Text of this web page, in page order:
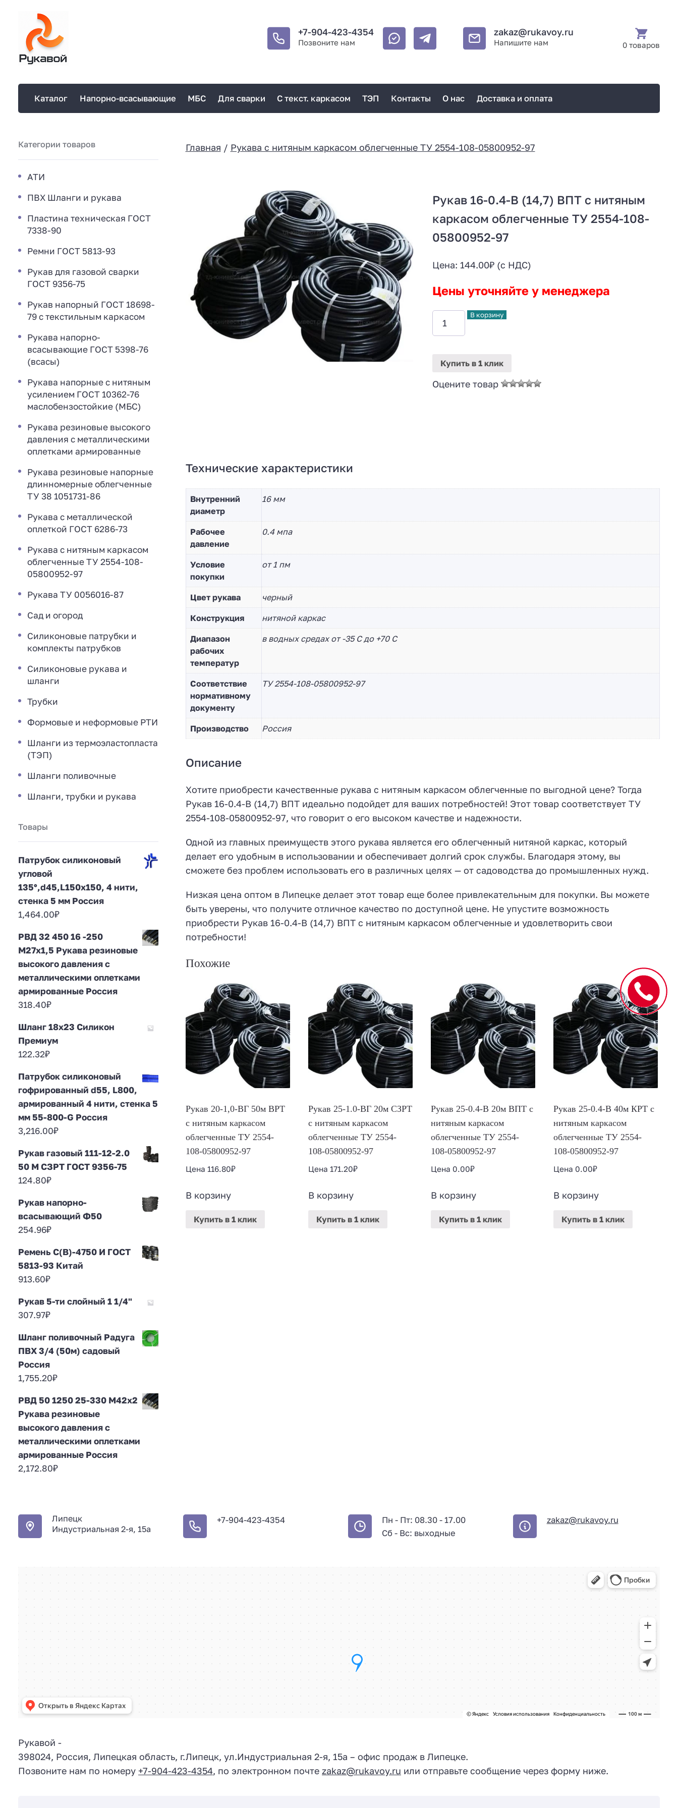
+7-904-423-4354
Позвоните нам
zakaz@rukavoy.ru
Напишите нам 0 товаров
Каталог Напорно-всасывающие МБС Для сварки С текст. каркасом ТЭП Контакты О нас Доставка и оплата
Главная / Рукава с нитяным каркасом облегченные ТУ 2554-108-05800952-97
Рукав 16-0.4-В (14,7) ВПТ с нитяным
каркасом облегченные ТУ 2554-108-
05800952-97
Цена: 144.00₽(с НДС)
Цены уточняйте у менеджера
В корзину
Купитьв 1 клик
Оцените товар
Технические характеристики
Внутренний
диаметр
16 мм
Рабочее
давление
0.4 мпа
Условие
покупки
от 1 пм
Цвет рукава черный
Конструкция нитяной каркас
Диапазон
рабочих
температур
в водных средах от -35 С до +70 С
Соответствие
нормативному
документу
ТУ 2554-108-05800952-97
Производство Россия
Описание
Хотите приобрести качественные рукава с нитяным каркасом облегченные по выгодной цене? Тогда
Рукав 16-0.4-В (14,7) ВПТ идеально подойдет для ваших потребностей! Этот товар соответствует ТУ
2554-108-05800952-97, что говорит о его высоком качестве и надежности.
Одной из главных преимуществ этого рукава является его облегченный нитяной каркас, который
делает его удобным в использовании и обеспечивает долгий срок службы. Благодаря этому, вы
сможете без проблем использовать его в различных целях — от садоводства до промышленных нужд.
Низкая цена оптом в Липецке делает этот товар еще более привлекательным для покупки. Вы можете
быть уверены, что получите отличное качество по доступной цене. Не упустите возможность
приобрести Рукав 16-0.4-В (14,7) ВПТ с нитяным каркасом облегченные и удовлетворить свои
потребности!
Похожие
Рукав 20-1,0-ВГ 50м ВРТ
с нитяным каркасом
облегченные ТУ 2554-
108-05800952-97
Цена 116.80₽
В корзину
Купитьв 1 клик
Рукав 25-1.0-ВГ 20м СЗРТ
с нитяным каркасом
облегченные ТУ 2554-
108-05800952-97
Цена 171.20₽
В корзину
Купитьв 1 клик
Рукав 25-0.4-В 20м ВПТ с
нитяным каркасом
облегченные ТУ 2554-
108-05800952-97
Цена 0.00₽
В корзину
Купитьв 1 клик
Рукав 25-0.4-В 40м КРТ с
нитяным каркасом
облегченные ТУ 2554-
108-05800952-97
Цена 0.00₽
В корзину
Купить в 1 клик
Категории товаров
АТИ
ПВХ Шланги и рукава
Пластина техническая ГОСТ
7338-90
Ремни ГОСТ 5813-93
Рукав для газовой сварки
ГОСТ 9356-75
Рукав напорный ГОСТ 18698-
79 с текстильным каркасом
Рукава напорно-
всасывающие ГОСТ 5398-76
(всасы)
Рукава напорные с нитяным
усилением ГОСТ 10362-76
маслобензостойкие (МБС)
Рукава резиновые высокого
давления с металлическими
оплетками армированные
Рукава резиновые напорные
длинномерные облегченные
ТУ 38 1051731-86
Рукава с металлической
оплеткой ГОСТ 6286-73
Рукава с нитяным каркасом
облегченные ТУ 2554-108-
05800952-97
Рукава ТУ 0056016-87
Сад и огород
Силиконовые патрубки и
комплекты патрубков
Силиконовые рукава и
шланги
Трубки
Формовые и неформовые РТИ
Шланги из термоэластопласта
(ТЭП)
Шланги поливочные
Шланги, трубки и рукава
Товары
Патрубок силиконовый
угловой
135°,d45,L150x150, 4 нити,
стенка 5 мм Россия
1,464.00₽
РВД 32 450 16 -250
М27х1,5 Рукава резиновые
высокого давления с
металлическими оплетками
армированные Россия
318.40₽
Шланг 18х23 Силикон
Премиум
122.32₽
Патрубок силиконовый
гофрированный d55, L800,
армированный 4 нити, стенка 5
мм 55-800-G Россия
3,216.00₽
Рукав газовый 111-12-2.0
50 М СЗРТ ГОСТ 9356-75
124.80₽
Рукав напорно-
всасывающий Ф50
254.96₽
Ремень С(В)-4750 И ГОСТ
5813-93 Китай
913.60₽
Рукав 5-ти слойный 1 1/4"
307.97₽
Шланг поливочный Радуга
ПВХ 3/4 (50м) садовый
Россия
1,755.20₽
РВД 50 1250 25-330 М42х2
Рукава резиновые
высокого давления с
металлическими оплетками
армированные Россия
2,172.80₽
Липецк
Индустриальная 2-я, 15а
+7-904-423-4354
Пн - Пт: 08.30 - 17.00
Сб - Вс: выходные
zakaz@rukavoy.ru
Рукавой -
398024, Россия, Липецкая область, г.Липецк, ул.Индустриальная 2-я, 15а – офис продаж в Липецке.
Позвоните нам по номеру +7-904-423-4354, по электронном почте zakaz@rukavoy.ru или отправьте сообщение через форму ниже.